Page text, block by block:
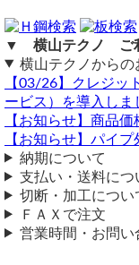
単品購入
亜鉛メッキ丸形鋼管
か？送料込み料金は？
鉄製亜鉛メッキ丸形構
SS400）
25.4×1.6×1500
▼ 横山テクノ ご
横山テクノからの
【03/26】クレジッ
ービス）を導入しま
【お知らせ】商品
【お知らせ】パイ
納期について
支払い・送料につ
切断・加工につい
ＦＡＸで注文
営業時間・お問い